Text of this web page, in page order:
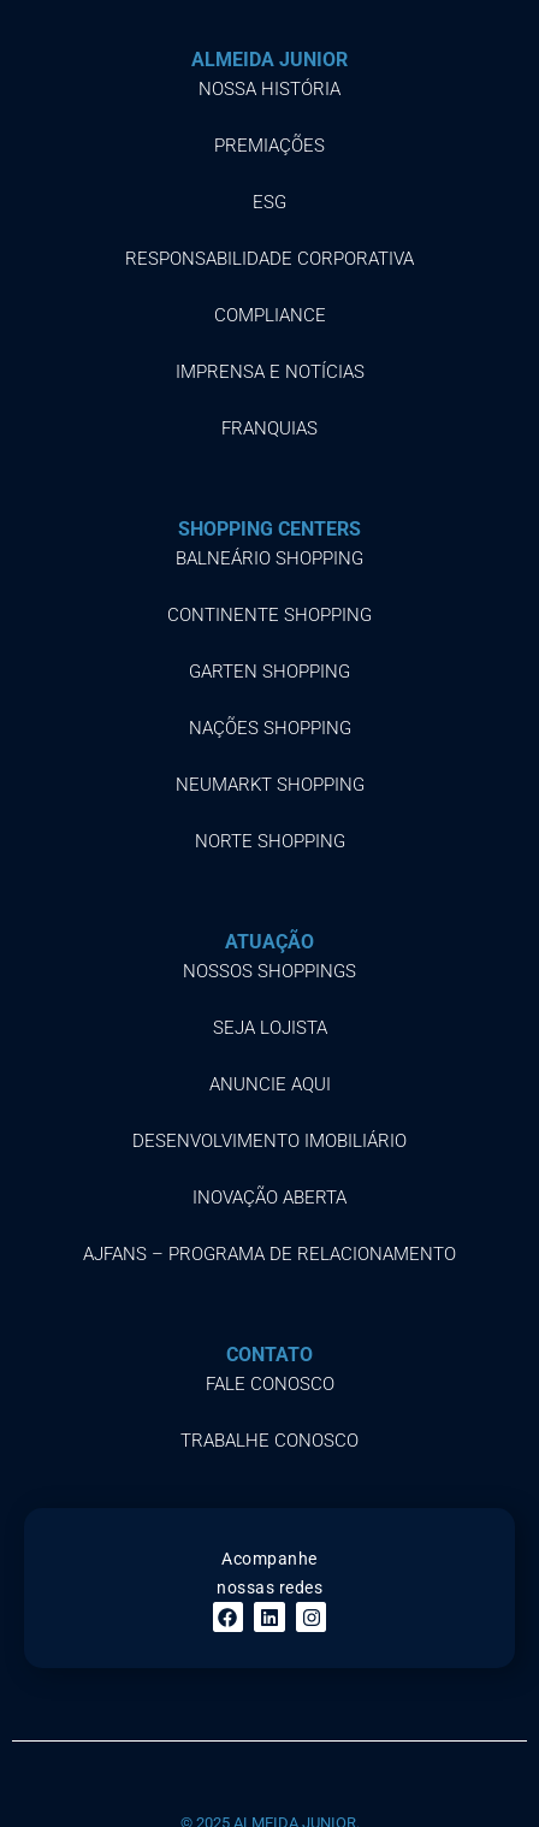
ALMEIDA JUNIOR
NOSSA HISTÓRIA
PREMIAÇÕES
ESG
RESPONSABILIDADE CORPORATIVA
COMPLIANCE
IMPRENSA E NOTÍCIAS
FRANQUIAS
SHOPPING CENTERS
BALNEÁRIO SHOPPING
CONTINENTE SHOPPING
GARTEN SHOPPING
NAÇÕES SHOPPING
NEUMARKT SHOPPING
NORTE SHOPPING
ATUAÇÃO
NOSSOS SHOPPINGS
SEJA LOJISTA
ANUNCIE AQUI
DESENVOLVIMENTO IMOBILIÁRIO
INOVAÇÃO ABERTA
AJFANS – PROGRAMA DE RELACIONAMENTO
CONTATO
FALE CONOSCO
TRABALHE CONOSCO
Acompanhe
nossas redes
© 2025 ALMEIDA JUNIOR.